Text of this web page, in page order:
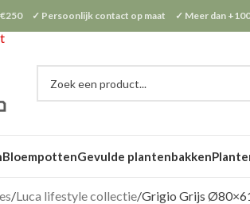
€250 ✓ Persoonlijk contact op maat ✓ Meer dan
BloempottenGevulde plantenbakken
Luca lifestyle collectie Grigio Grijs